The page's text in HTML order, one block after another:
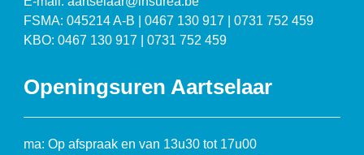
FSMA: 045214 A-B | 0467 130 917 | 0731 752 459
KBO: 0467 130 917 | 0731 752 459
Openingsuren Aartselaar
ma: Op afspraak en van 13u30 tot 17u00